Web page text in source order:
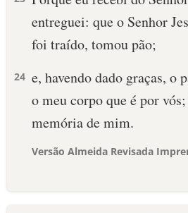
entreguei: que o Senhor
foi traído, tomou pão;
24 e, havendo dado graças, o
o meu corpo que é por
memória de mim.
Versão Almeida Revisada